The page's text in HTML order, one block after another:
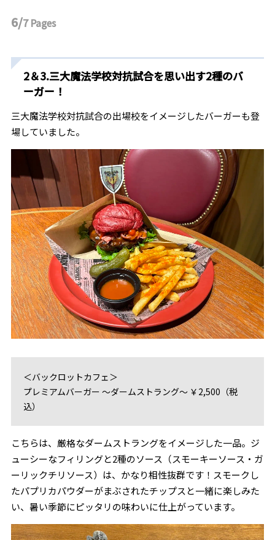
6/7Pages
2＆3.三大魔法学校対抗試合を思い出す2種のバ
ーガー！
三大魔法学校対抗試合の出場校をイメージしたバーガーも登
場していました。
＜バックロットカフェ＞
プレミアムバーガー ～ダームストラング～ ￥2,500（税
込）
こちらは、厳格なダームストラングをイメージした一品。ジ
ューシーなフィリングと2種のソース（スモーキーソース・ガ
ーリックチリソース）は、かなり相性抜群です！スモークし
たパプリカパウダーがまぶされたチップスと一緒に楽しみた
い、暑い季節にピッタリの味わいに仕上がっています。